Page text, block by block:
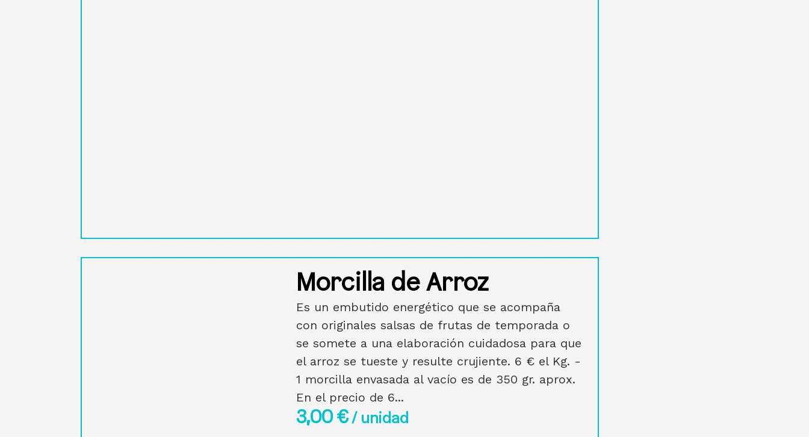
Morcilla de Arroz
Es un embutido energético que se acompaña
con originales salsas de frutas de temporada o
se somete a una elaboración cuidadosa para que
el arroz se tueste y resulte crujiente. 6 € el Kg. -
1 morcilla envasada al vacío es de 350 gr. aprox.
En el precio de 6...
3,00€/ unidad